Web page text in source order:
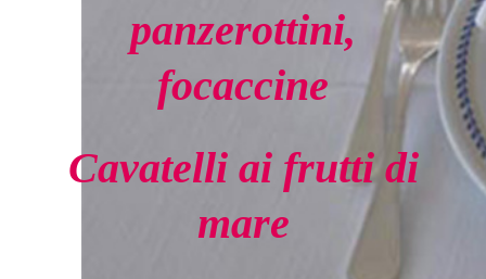
panzerottini,
focaccine
Cavatelli ai frutti di
mare